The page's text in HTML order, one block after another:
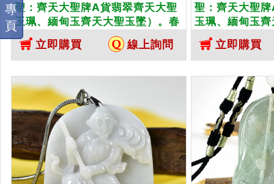
聖：齊天大聖牌A貨翡翠齊天大聖
玉珮、緬甸玉齊天大聖玉墜）。春
帶彩糯種齊天大聖，KN215。客製
化訂做各種翡翠齊天大聖吊墜玉珮
項鍊。★附A貨翡翠雙證書
立即購買 線上詢問
聖：齊天大聖
玉珮、緬甸玉
帶彩糯種齊天
化訂做各種翡
項鍊。★附A貨
立即購買
專
頁